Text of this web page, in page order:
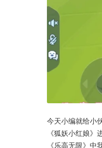
今天小编就给小
《狐妖小红娘
《乐高无限》